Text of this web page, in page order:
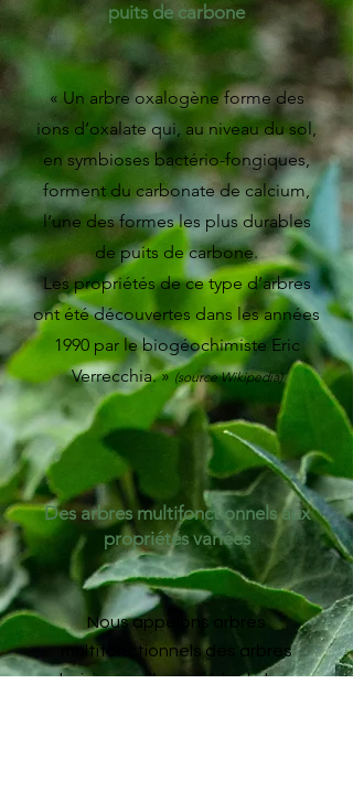
puits de carbone
« Un arbre oxalogène forme des
ions d’oxalate qui, au niveau du sol,
en symbioses bactério-fongiques,
forment du carbonate de calcium,
l’une des formes les plus durables
de puits de carbone.
Les propriétés de ce type d’arbres
ont été découvertes dans les années
1990 par le biogéochimiste Eric
Verrecchia. »(source Wikipedia)
Des arbres multifonctionnels aux
propriétés variées
Nous appelons arbres
multifonctionnels des arbres
choisis pour l’ensemble de leurs